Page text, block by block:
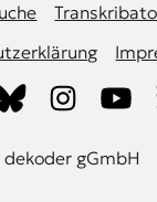
gGmbH